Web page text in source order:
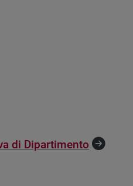
di Dipartimento